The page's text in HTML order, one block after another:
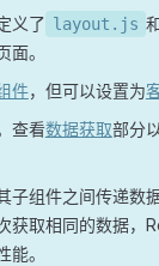
义了 layout.js
。
件，但可以设置为
查看数据获取部分
子组件之间传递数
获取相同的数据，
能。